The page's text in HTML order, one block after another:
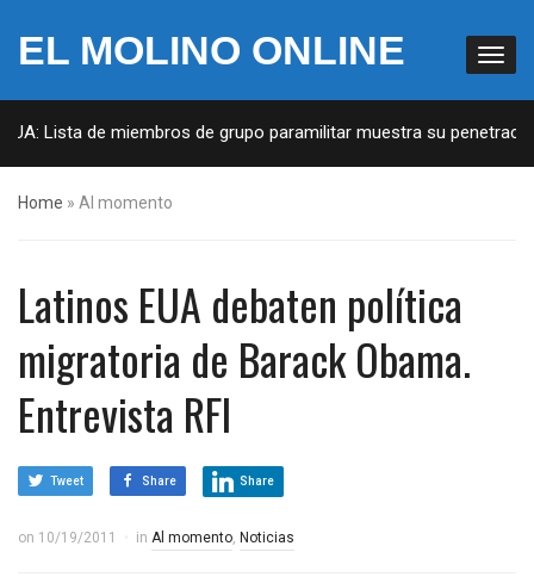
EL MOLINO ONLINE
Lista de miembros de grupo paramilitar muestra su penetración
Home » Al momento
Latinos EUA debaten política
migratoria de Barack Obama.
Entrevista RFI
Tweet Share Share
on 10/19/2011 in Al momento, Noticias